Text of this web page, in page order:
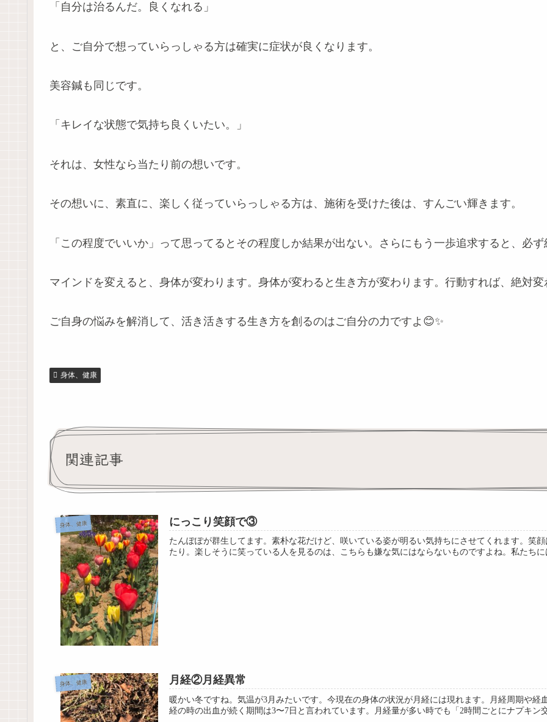
「自分は治るんだ。良くなれる」
と、ご自分で想っていらっしゃる方は確実に症状が良くなります。
美容鍼も同じです。
「キレイな状態で気持ち良くいたい。」
それは、女性なら当たり前の想いです。
その想いに、素直に、楽しく従っていらっしゃる方は、施術を受けた後は、すんごい輝きます。
「この程度でいいか」って思ってるとその程度しか結果が出ない。さらにもう一歩追求すると、必ず
マインドを変えると、身体が変わります。身体が変わると生き方が変わります。行動すれば、絶対変
ご自身の悩みを解消して、活き活きする生き方を創るのはご自分の力ですよ😊✨
身体、健康
関連記事
身体、健康 にっこり笑顔で③
たんぽぽが群生してます。素朴な花だけど、咲いている姿が明るい気持ちにさせてくれます。笑
たり。楽しそうに笑っている人を見るのは、こちらも嫌な気にはならないものですよね。私たちに
身体、健康 月経②月経異常
暖かい冬ですね。気温が3月みたいです。今現在の身体の状況が月経には現れます。月経周期や経
経の時の出血が続く期間は3〜7日と言われています。月経量が多い時でも「2時間ごとにナプキン